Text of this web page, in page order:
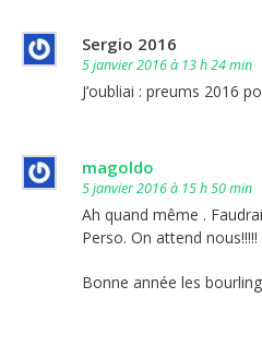
Sergio 2016
5 janvier 2016 à 13 h 24 min
J’oubliai : preums 2016
magoldo
5 janvier 2016 à 15 h 50 min
Ah quand même .
Perso. On attend nous!!!!!
Bonne année les